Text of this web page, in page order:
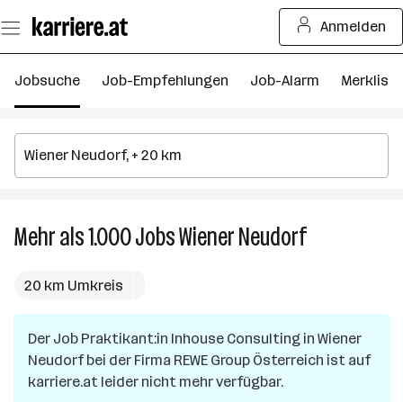
Seiteninhalt
springen
Anmelden
Jobsuche Job-Empfehlungen Job-Alarm Merkliste
Mehr als 1.000JobsWiener NeudorfMehr
in
Wiener
Neudorf
20 km Umkreis
Der Job Praktikant:in Inhouse Consulting in Wiener
Neudorfbei der Firma REWE Group Österreich ist auf
karriere.at leider nicht mehr verfügbar.